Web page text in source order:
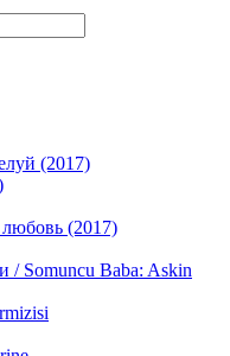
(2017)
(2017)
Somuncu Baba: Askin